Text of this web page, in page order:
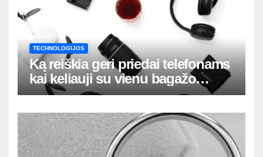
TECHNOLOGIJOS
Ką reiškia geri priedai telefonams
kai keliauji su vienu bagažo
krepšiu